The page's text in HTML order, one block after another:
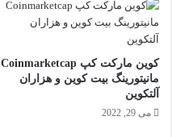
کوین مارکت کپ Coinmarketcap
مانیتورینگ بیت کوین و هزاران
آلتکوین
می 29, 2022